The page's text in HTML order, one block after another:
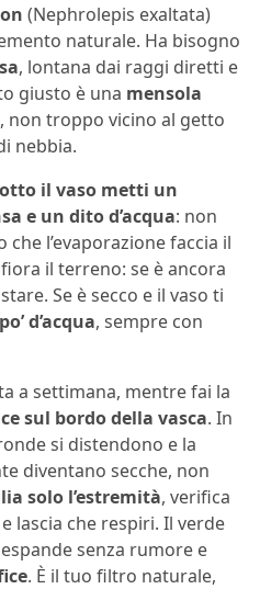
(Nephrolepis exaltata)
naturale. Ha bisogno
, lontana dai raggi diretti e
giusto è una mensola
, non troppo vicino al getto
nebbia.
il vaso metti un
e un dito d’acqua: non
l’evaporazione faccia il
il terreno: se è ancora
Se è secco e il vaso ti
d’acqua, sempre con
a settimana, mentre fai la
sul bordo della vasca. In
si distendono e la
diventano secche, non
solo l’estremità, verifica
lascia che respiri. Il verde
senza rumore e
. È il tuo filtro naturale,